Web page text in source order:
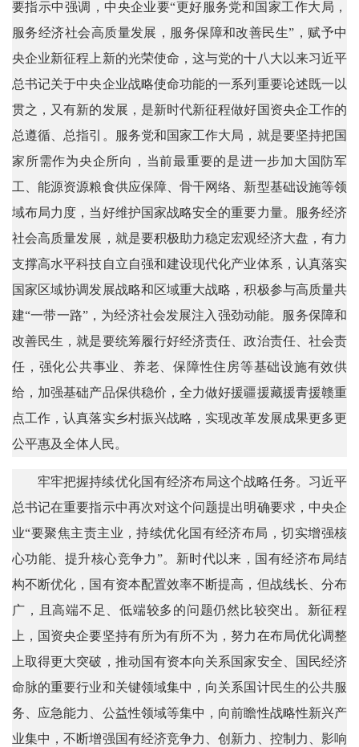
要指示中强调，中央企业要“更好服务党和国家工作大局，
服务经济社会高质量发展，服务保障和改善民生”，赋予中
央企业新征程上新的光荣使命，这与党的十八大以来习近平
总书记关于中央企业战略使命功能的一系列重要论述既一以
贯之，又有新的发展，是新时代新征程做好国资央企工作的
总遵循、总指引。服务党和国家工作大局，就是要坚持把国
家所需作为央企所向，当前最重要的是进一步加大国防军
工、能源资源粮食供应保障、骨干网络、新型基础设施等领
域布局力度，当好维护国家战略安全的重要力量。服务经济
社会高质量发展，就是要积极助力稳定宏观经济大盘，有力
支撑高水平科技自立自强和建设现代化产业体系，认真落实
国家区域协调发展战略和区域重大战略，积极参与高质量共
建“一带一路”，为经济社会发展注入强劲动能。服务保障和
改善民生，就是要统筹履行好经济责任、政治责任、社会责
任，强化公共事业、养老、保障性住房等基础设施有效供
给，加强基础产品保供稳价，全力做好援疆援藏援青援赣重
点工作，认真落实乡村振兴战略，实现改革发展成果更多更
公平惠及全体人民。
牢牢把握持续优化国有经济布局这个战略任务。习近平
总书记在重要指示中再次对这个问题提出明确要求，中央企
业“要聚焦主责主业，持续优化国有经济布局，切实增强核
心功能、提升核心竞争力”。新时代以来，国有经济布局结
构不断优化，国有资本配置效率不断提高，但战线长、分布
广，且高端不足、低端较多的问题仍然比较突出。新征程
上，国资央企要坚持有所为有所不为，努力在布局优化调整
上取得更大突破，推动国有资本向关系国家安全、国民经济
命脉的重要行业和关键领域集中，向关系国计民生的公共服
务、应急能力、公益性领域等集中，向前瞻性战略性新兴产
业集中，不断增强国有经济竞争力、创新力、控制力、影响